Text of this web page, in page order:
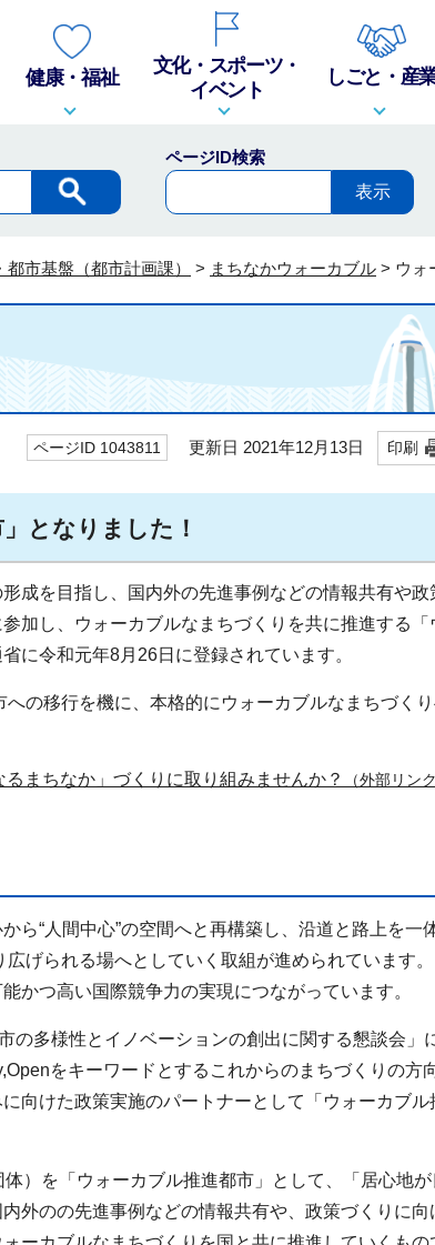
健康・福祉
文化・スポーツ・
イベント
しごと・産
ページID検索
都市基盤（都市計画課） > まちなかウォーカブル > ウォ
ページID 1043811 更新日 2021年12月13日 印刷
となりました！
成を目指し、国内外の先進事例などの情報共有や政
加し、ウォーカブルなまちづくりを共に推進する「
に令和元年8月26日に登録されています。
の移行を機に、本格的にウォーカブルなまちづく
まちなか」づくりに取り組みませんか？ （外部リン
ら“人間中心”の空間へと再構築し、沿道と路上を一
げられる場へとしていく取組が進められています
かつ高い国際競争力の実現につながっています。
多様性とイノベーションの創出に関する懇談会」
をキーワードとするこれからのまちづくりの方
向けた政策実施のパートナーとして「ウォーカブル
）を「ウォーカブル推進都市」として、「居心地が
外のの先進事例などの情報共有や、政策づくりに向